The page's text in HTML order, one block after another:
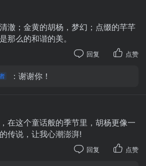
澈；金黄的胡杨，梦幻；点缀的芊芊
那么的和谐的美。
回复 点赞
：谢谢你！
在这个童话般的季节里，胡杨更像一
传说，让我心潮澎湃!
回复 点赞